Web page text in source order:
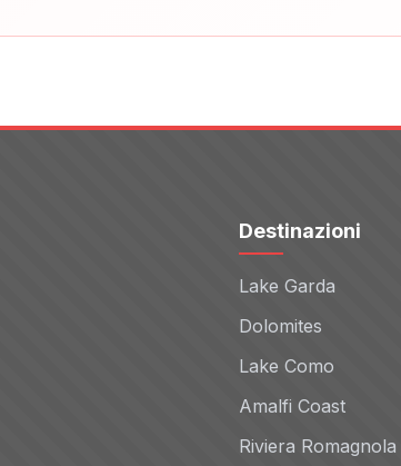
Destinazioni
Lake Garda
Dolomites
Lake Como
Amalfi Coast
Riviera Romagnola